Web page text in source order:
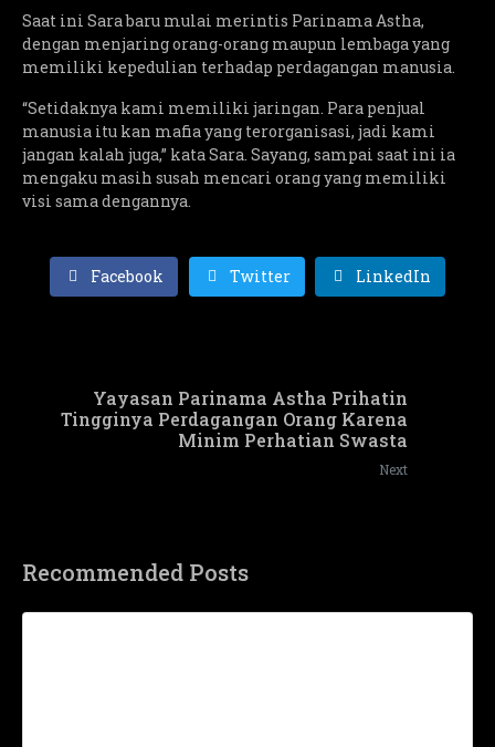
Saat ini Sara baru mulai merintis Parinama Astha,
dengan menjaring orang-orang maupun lembaga yang
memiliki kepedulian terhadap perdagangan manusia.
“Setidaknya kami memiliki jaringan. Para penjual
manusia itu kan mafia yang terorganisasi, jadi kami
jangan kalah juga,” kata Sara. Sayang, sampai saat ini ia
mengaku masih susah mencari orang yang memiliki
visi sama dengannya.
Facebook Twitter LinkedIn
Yayasan Parinama Astha Prihatin
Tingginya Perdagangan Orang Karena
Minim Perhatian Swasta
Next
Recommended Posts